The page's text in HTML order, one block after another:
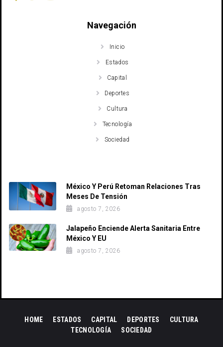
Navegación
Inicio
Estados
Capital
Deportes
Cultura
Tecnología
Sociedad
México Y Perú Retoman Relaciones Tras
Meses De Tensión
agosto 7, 2026
Jalapeño Enciende Alerta Sanitaria Entre
México Y EU
agosto 7, 2026
HOME ESTADOS CAPITAL DEPORTES
CULTURA
TECNOLOGÍA
SOCIEDAD